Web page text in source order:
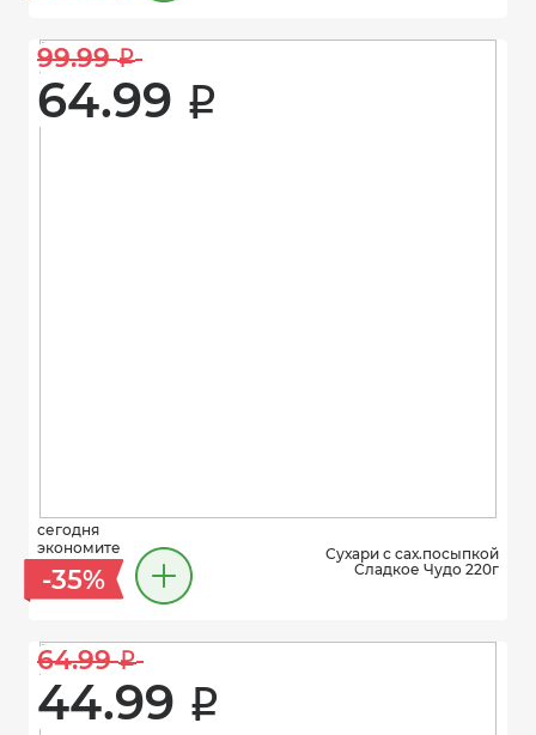
99.99 i
64.99 i
сегодня
экономите
-35%
Сухари с сах.посыпкой
Сладкое Чудо 220г
64.99 i
44.99 i